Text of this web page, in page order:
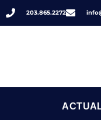
203.865.2272